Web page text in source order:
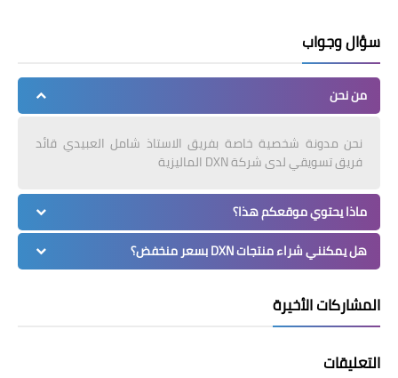
سؤال وجواب
من نحن
نحن مدونة شخصية خاصة بفريق الاستاذ شامل العبيدي قائد
فريق تسويقي لدى شركة DXN الماليزية
ماذا يحتوي موقعكم هذا؟
هل يمكنني شراء منتجات DXN بسعر منخفض؟
المشاركات الأخيرة
التعليقات